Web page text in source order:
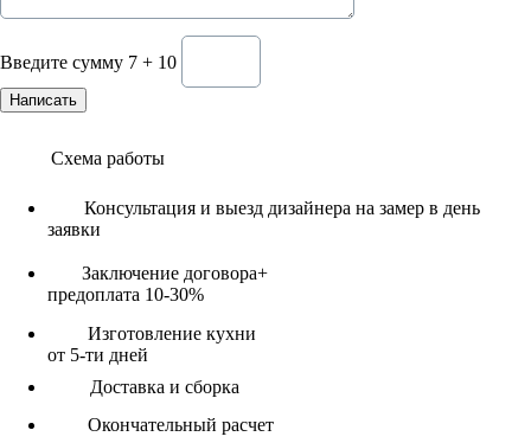
Введите сумму 7 + 10
Схема работы
Консультация и выезд дизайнера на замер в день
заявки
Заключение договора+
предоплата 10-30%
Изготовление кухни
от 5-ти дней
Доставка и сборка
Окончательный расчет